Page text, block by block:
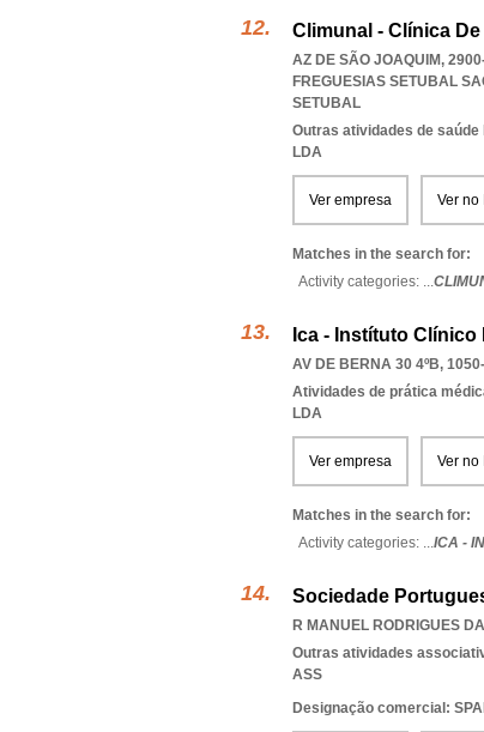
Climunal - Clínica
AZ DE SÃO JOAQUIM,
FREGUESIAS SETUBAL
SETUBAL
Outras atividades de saúde
LDA
Ver empresa Ver no
Matches in the search for:
Activity categories: ...
Ica - Instítuto
AV DE BERNA 30 4ºB,
Atividades de prática
LDA
Ver empresa Ver no
Matches in the search for:
Activity categories: ...ICA -
Sociedade
R MANUEL RODRIGUES
Outras atividades
ASS
Designação comercial: